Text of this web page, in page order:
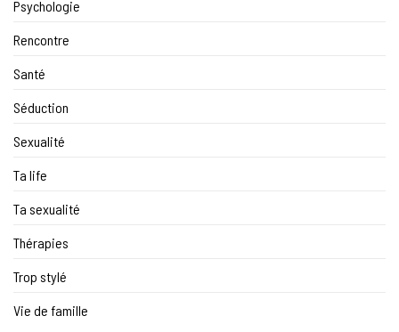
Psychologie
Rencontre
Santé
Séduction
Sexualité
Ta life
Ta sexualité
Thérapies
Trop stylé
Vie de famille